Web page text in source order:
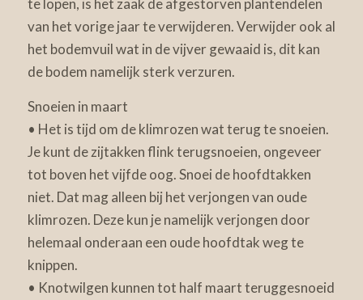
te lopen, is het zaak de afgestorven plantendelen
van het vorige jaar te verwijderen. Verwijder ook al
het bodemvuil wat in de vijver gewaaid is, dit kan
de bodem namelijk sterk verzuren.
Snoeien in maart
• Het is tijd om de klimrozen wat terug te snoeien.
Je kunt de zijtakken flink terugsnoeien, ongeveer
tot boven het vijfde oog. Snoei de hoofdtakken
niet. Dat mag alleen bij het verjongen van oude
klimrozen. Deze kun je namelijk verjongen door
helemaal onderaan een oude hoofdtak weg te
knippen.
• Knotwilgen kunnen tot half maart teruggesnoeid